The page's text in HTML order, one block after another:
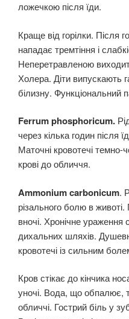
ложечкою після їди.
Краще від горілки. Після
нападає тремтіння і
Неперетравленою
Холера. Діти випускають
білизну. Функціональний
Ferrum phosphoricum.
через кілька годин після
Маточні кровотечі
крові до обличчя.
Ammonium carbonicum.
різального болю в
вночі. Хронічне
дихальних шляхів.
кровотечі із сильним
Кров стікає до кінчика
уночі. Вода, що обпалює,
обличчі. Гострий біль у